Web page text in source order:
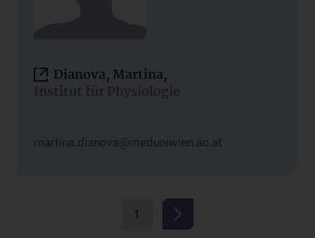
Dianova, Martina,
Institut für Physiologie
martina.dianova@meduniwien.ac.at
1